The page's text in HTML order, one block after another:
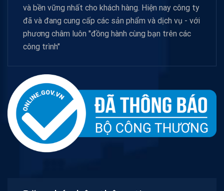
và bền vững nhất cho khách hàng. Hiện nay công ty
đã và đang cung cấp các sản phẩm và dịch vụ - với
phương châm luôn "đồng hành cùng bạn trên các
công trình"